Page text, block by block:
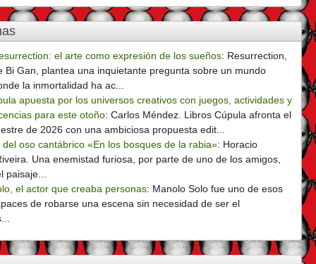
el arte como expresión de los sueños: Resurrection,
Bi Gan, plantea una inquietante pregunta sobre un mundo
la inmortalidad ha ac...
apuesta por los universos creativos con juegos, actividades y
para este otoño: Carlos Méndez. Libros Cúpula afronta el
de 2026 con una ambiciosa propuesta edit...
del oso cantábrico «En los bosques de la rabia»: Horacio
Una enemistad furiosa, por parte de uno de los amigos,
paisaje...
el actor que creaba personas: Manolo Solo fue uno de esos
de robarse una escena sin necesidad de ser el